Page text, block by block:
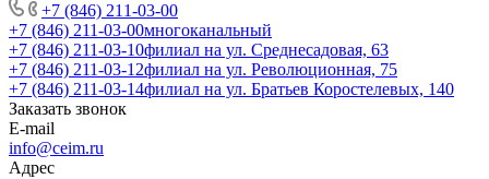
+7 (846) 211-03-00
+7 (846) 211-03-00многоканальный
+7 (846) 211-03-10филиал на ул. Среднесадовая, 63
+7 (846) 211-03-12филиал на ул. Революционная, 75
+7 (846) 211-03-14филиал на ул. Братьев Коростелевых, 140
Заказать звонок
E-mail
info@ceim.ru
Адрес